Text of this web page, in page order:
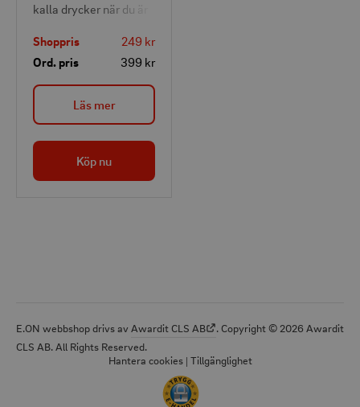
kalla drycker när du är
återanvändbara
resemuggen är perfekt
för ditt kaffe och te på
vägen till kontoret,
skolan eller när du
handlar.
Shoppris
249 kr
Ord. pris
399 kr
Läs mer
Köp nu
E.ON webbshop drivs av Awardit CLS AB
. Copyright © 2026 Awardit
CLS AB. All Rights Reserved.
Hantera cookies| Tillgänglighet